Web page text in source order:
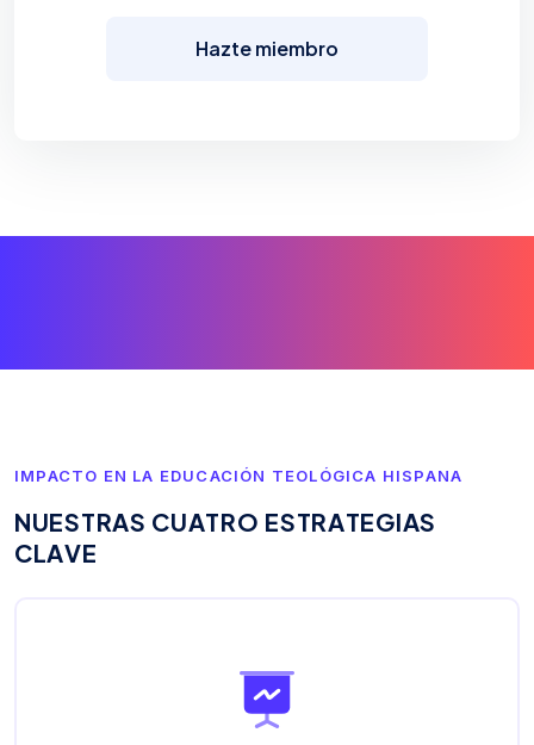
Hazte miembro
IMPACTO EN LA EDUCACIÓN TEOLÓGICA HISPANA
NUESTRAS CUATRO ESTRATEGIAS
CLAVE